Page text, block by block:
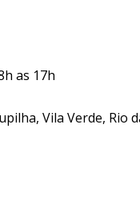
as 17h
Vila Verde, Rio